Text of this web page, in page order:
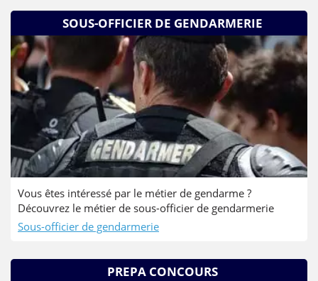
SOUS-OFFICIER DE GENDARMERIE
Vous êtes intéressé par le métier de gendarme ?
Découvrez le métier de sous-officier de gendarmerie
Sous-officier de gendarmerie
PREPA CONCOURS